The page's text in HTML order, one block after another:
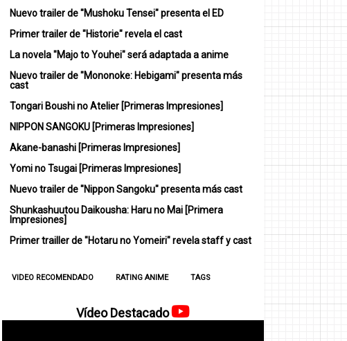
Nuevo trailer de "Mushoku Tensei" presenta el ED
Primer trailer de "Historie" revela el cast
La novela "Majo to Youhei" será adaptada a anime
Nuevo trailer de "Mononoke: Hebigami" presenta más
cast
Tongari Boushi no Atelier [Primeras Impresiones]
NIPPON SANGOKU [Primeras Impresiones]
Akane-banashi [Primeras Impresiones]
Yomi no Tsugai [Primeras Impresiones]
Nuevo trailer de "Nippon Sangoku" presenta más cast
Shunkashuutou Daikousha: Haru no Mai [Primera
Impresiones]
Primer trailler de "Hotaru no Yomeiri" revela staff y cast
VIDEO RECOMENDADO RATING ANIME TAGS
Vídeo Destacado